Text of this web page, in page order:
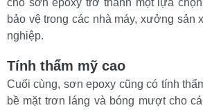
bảo vệ trong các nhà máy, xưởng sản
nghiệp.
Tính thẩm mỹ cao
Cuối cùng, sơn epoxy cũng có tính
bề mặt trơn láng và bóng mượt cho